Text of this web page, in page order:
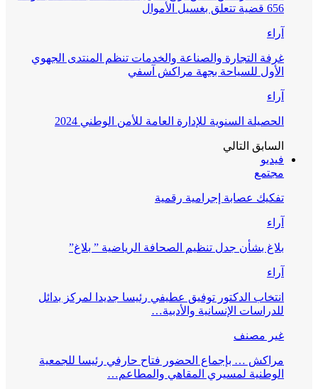
656 قضية تتعلق بغسيل الأموال
آراء
غرفة التجارة والصناعة والخدمات تنظم المنتدى الجهوي
الأول للسياحة بجهة مراكش آسفي
آراء
الحصيلة السنوية للإدارة العامة للأمن الوطني 2024
السابق التالي
فيديو
مجتمع
تفكيك عصابة إجرامية رقمية
آراء
بلاغ بشأن جدل تنظيم الصحافة الرياضية ” بلاغ”
آراء
انتخاب الدكتور توفيق عطيفي رئيسا جديدا لمركز بدائل
للدراسات الإنسانية والأدبية…
غير مصنف
مراكش … بإجماع الحضور فتاح حارفي رئيسا للجمعية
الوطنية لمسيري المقاهي والمطاعم…